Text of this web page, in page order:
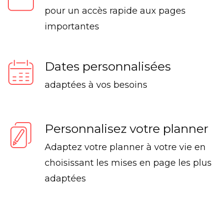
pour un accès rapide aux pages
importantes
Dates personnalisées
adaptées à vos besoins
Personnalisez votre planner
Adaptez votre planner à votre vie en
choisissant les mises en page les plus
adaptées